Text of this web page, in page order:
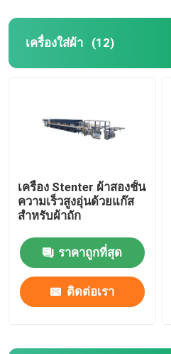
เครื่องใส่ผ้า (12)
เครื่อง Stenter ผ้าสองชั้น
ความเร็วสูงอุ่นด้วยแก๊ส
สำหรับผ้าถัก
ราคาถูกที่สุด
ติดต่อเรา